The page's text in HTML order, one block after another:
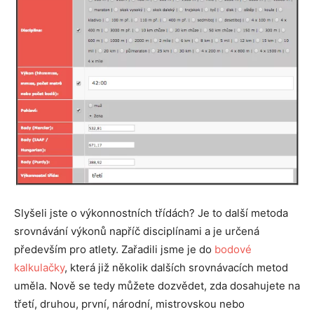
Slyšeli jste o výkonnostních třídách? Je to další metoda
srovnávání výkonů napříč disciplínami a je určená
především pro atlety. Zařadili jsme je do bodové
kalkulačky, která již několik dalších srovnávacích metod
uměla. Nově se tedy můžete dozvědet, zda dosahujete na
třetí, druhou, první, národní, mistrovskou nebo